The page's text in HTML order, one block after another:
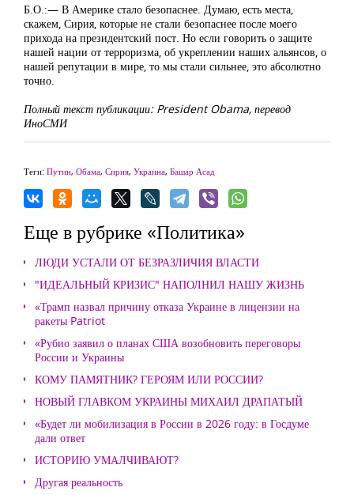
Б.О.:— В Америке стало безопаснее. Думаю, есть места,
скажем, Сирия, которые не стали безопаснее после моего
прихода на президентский пост. Но если говорить о защите
нашей нации от терроризма, об укреплении наших альянсов, о
нашей репутации в мире, то мы стали сильнее, это абсолютно
точно.
Полный текст публикации: President Obama, перевод
ИноСМИ
Теги: Путин, Обама, Сирия, Украина, Башар Асад
Еще в рубрике «Политика»
ЛЮДИ УСТАЛИ ОТ БЕЗРАЗЛИЧИЯ ВЛАСТИ
"ИДЕАЛЬНЫЙ КРИЗИС" НАПОЛНИЛ НАШУ ЖИЗНЬ
«Трамп назвал причину отказа Украине в лицензии на
ракеты Patriot
«Рубио заявил о планах США возобновить переговоры
России и Украины
КОМУ ПАМЯТНИК? ГЕРОЯМ ИЛИ РОССИИ?
НОВЫЙ ГЛАВКОМ УКРАИНЫ МИХАИЛ ДРАПАТЫЙ
«Будет ли мобилизация в России в 2026 году: в Госдуме
дали ответ
ИСТОРИЮ УМАЛЧИВАЮТ?
Другая реальность